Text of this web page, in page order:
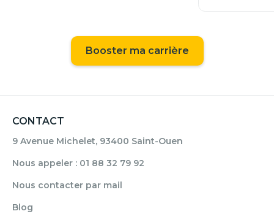
Booster ma carrière
CONTACT
9 Avenue Michelet, 93400 Saint-Ouen
Nous appeler : 01 88 32 79 92
Nous contacter par mail
Blog